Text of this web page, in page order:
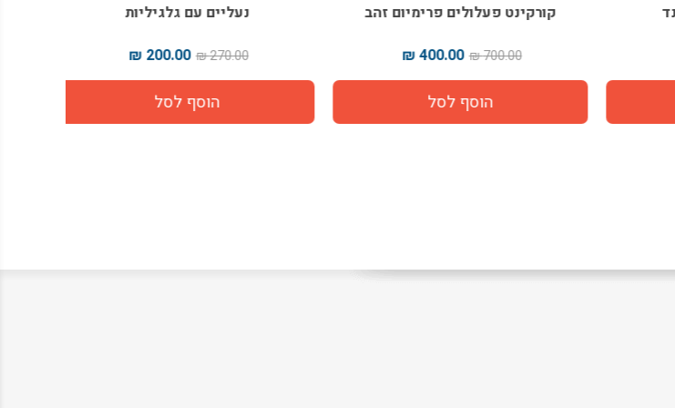
קורקינט פעלולים פרימיום זהב
700.00 ₪
400.00 ₪
נעליים עם גלגיליות
270.00 ₪
200.00 ₪